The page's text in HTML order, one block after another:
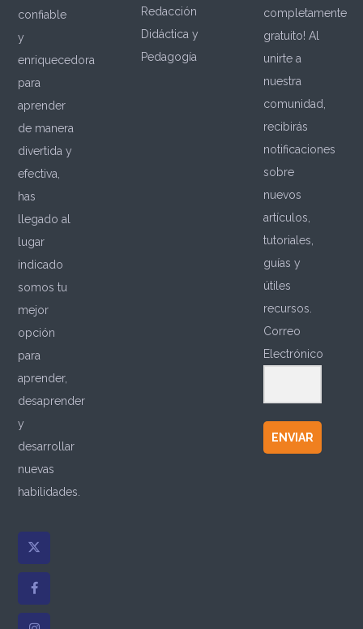
confiable
y
enriquecedora
para
aprender
de manera
divertida y
efectiva,
has
llegado al
lugar
indicado
somos tu
mejor
opción
para
aprender,
desaprender
y
desarrollar
nuevas
habilidades.
Redacción
Didáctica y
Pedagogía
completamente
gratuito! Al
unirte a
nuestra
comunidad,
recibirás
notificaciones
sobre
nuevos
artículos,
tutoriales,
guías y
útiles
recursos.
Correo
Electrónico
ENVIAR